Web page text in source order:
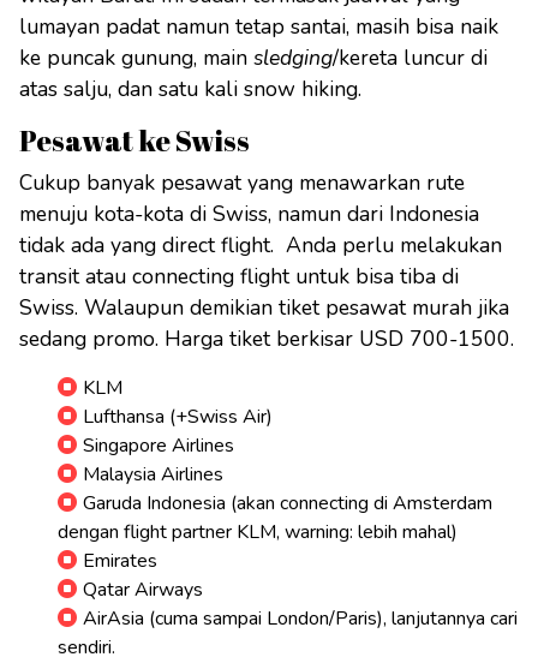
lumayan padat namun tetap santai, masih bisa naik
ke puncak gunung, main sledging/kereta luncur di
atas salju, dan satu kali snow hiking.
Pesawat ke Swiss
Cukup banyak pesawat yang menawarkan rute
menuju kota-kota di Swiss, namun dari Indonesia
tidak ada yang direct flight. Anda perlu melakukan
transit atau connecting flight untuk bisa tiba di
Swiss. Walaupun demikian tiket pesawat murah jika
sedang promo. Harga tiket berkisar USD 700-1500.
KLM
Lufthansa (+Swiss Air)
Singapore Airlines
Malaysia Airlines
Garuda Indonesia (akan connecting di Amsterdam
dengan flight partner KLM, warning: lebih mahal)
Emirates
Qatar Airways
AirAsia (cuma sampai London/Paris), lanjutannya cari
sendiri.